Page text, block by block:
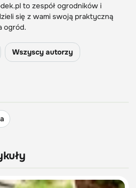
to zespół ogrodników i
się z wami swoją praktyczną
ogród.
Wszyscy autorzy